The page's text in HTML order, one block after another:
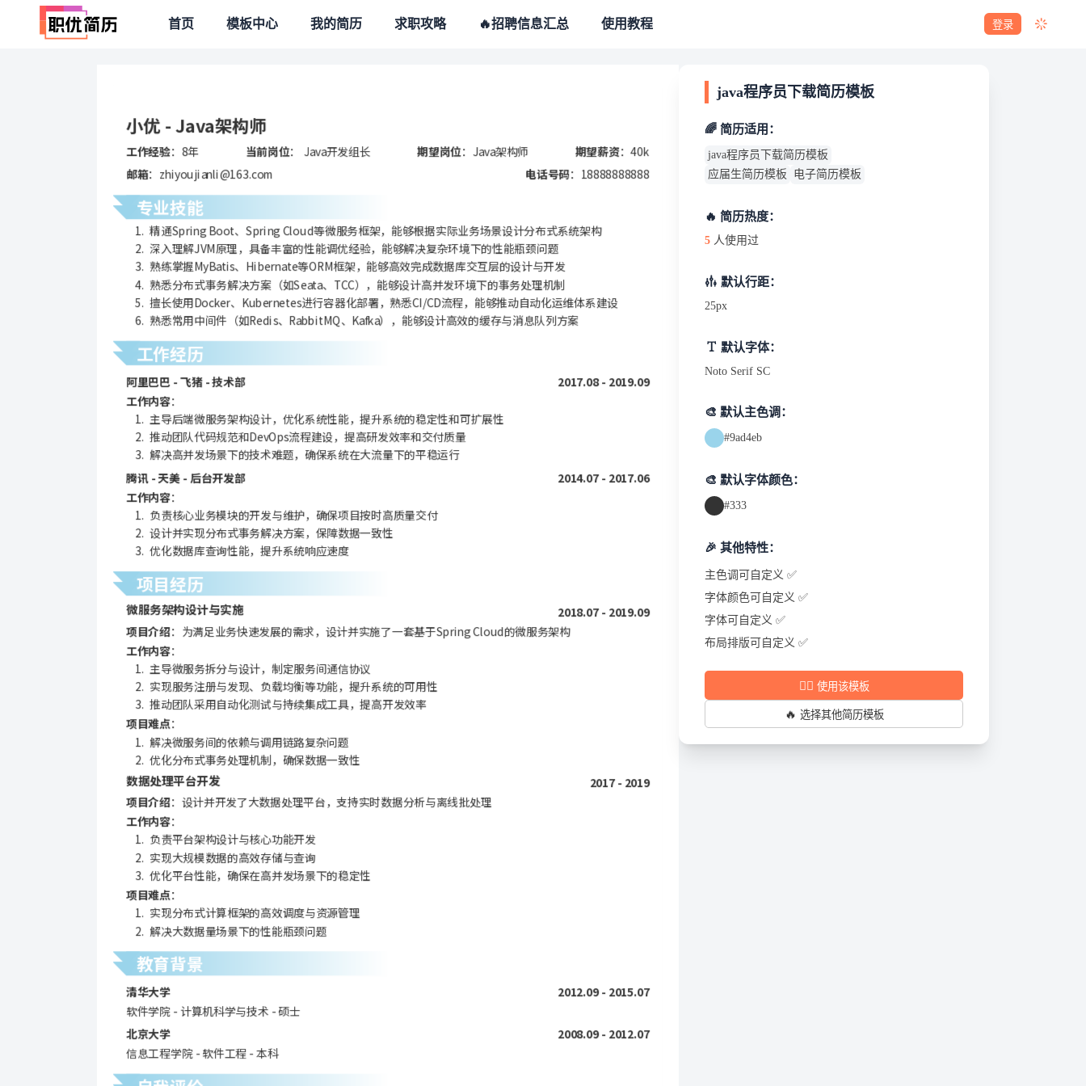
首页 模板中心 我的简历 求职攻略 🔥招聘信息汇总 使用教程 登录
小优 - Java架构师
工作经验：8年 当前岗位： Java开发组长 期望岗位：Java架构师 期望薪资：40k
邮箱：zhiyoujianli@163.com 电话号码：18888888888
专业技能
精通Spring Boot、Spring Cloud等微服务框架，能够根据实际业务场景设计分布式系统架构
深入理解JVM原理，具备丰富的性能调优经验，能够解决复杂环境下的性能瓶颈问题
熟练掌握MyBatis、Hibernate等ORM框架，能够高效完成数据库交互层的设计与开发
熟悉分布式事务解决方案（如Seata、TCC），能够设计高并发环境下的事务处理机制
擅长使用Docker、Kubernetes进行容器化部署，熟悉CI/CD流程，能够推动自动化运维体系建设
熟悉常用中间件（如Redis、RabbitMQ、Kafka），能够设计高效的缓存与消息队列方案
工作经历
阿里巴巴 - 飞猪 - 技术部 2017.08 - 2019.09
工作内容：
主导后端微服务架构设计，优化系统性能，提升系统的稳定性和可扩展性
推动团队代码规范和DevOps流程建设，提高研发效率和交付质量
解决高并发场景下的技术难题，确保系统在大流量下的平稳运行
腾讯 - 天美 - 后台开发部
2014.07 - 2017.06
工作内容：
负责核心业务模块的开发与维护，确保项目按时高质量交付
设计并实现分布式事务解决方案，保障数据一致性
优化数据库查询性能，提升系统响应速度
项目经历
微服务架构设计与实施
2018.07 - 2019.09
项目介绍：为满足业务快速发展的需求，设计并实施了一套基于Spring Cloud的微服务架构
工作内容：
主导微服务拆分与设计，制定服务间通信协议
实现服务注册与发现、负载均衡等功能，提升系统的可用性
推动团队采用自动化测试与持续集成工具，提高开发效率
项目难点：
解决微服务间的依赖与调用链路复杂问题
优化分布式事务处理机制，确保数据一致性
数据处理平台开发 2017 - 2019
项目介绍：设计并开发了大数据处理平台，支持实时数据分析与离线批处理
工作内容：
负责平台架构设计与核心功能开发
实现大规模数据的高效存储与查询
优化平台性能，确保在高并发场景下的稳定性
项目难点：
实现分布式计算框架的高效调度与资源管理
解决大数据量场景下的性能瓶颈问题
教育背景
清华大学
2012.09 - 2015.07
软件学院 - 计算机科学与技术 - 硕士
北京大学
2008.09 - 2012.07
信息工程学院 - 软件工程 - 本科
java程序员下载简历模板
🌈 简历适用：
java程序员下载简历模板
应届生简历模板
电子简历模板
🔥 简历热度：
5 人使用过
默认行距：
25px
默认字体：
Noto Serif SC
🎨 默认主色调：
#9ad4eb
🎨 默认字体颜色：
#333
🎉 其他特性：
主色调可自定义 ✅
字体颜色可自定义 ✅
字体可自定义 ✅
布局排版可自定义 ✅
✍🏻 使用该模板
🔥 选择其他简历模板